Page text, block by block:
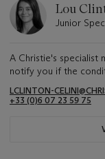
Lou
Junior
A Christie's specialist
notify you if the
LCLINTON-
+33 ‌(0)6 07 23 59 75